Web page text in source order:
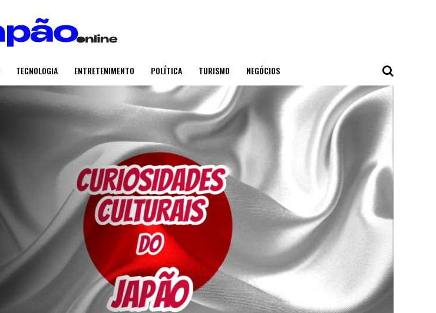
TECNOLOGIA ENTRETENIMENTO POLÍTICA TURISMO NEGÓCIOS